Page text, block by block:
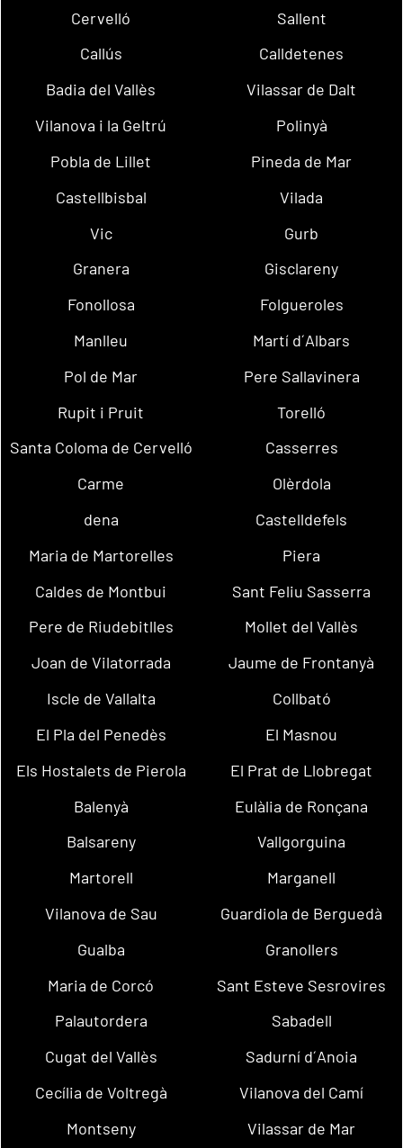
Cervelló
Sallent
Callús
Calldetenes
Badia del Vallès
Vilassar de Dalt
Vilanova i la Geltrú
Polinyà
Pobla de Lillet
Pineda de Mar
Castellbisbal
Vilada
Vic
Gurb
Granera
Gisclareny
Fonollosa
Folgueroles
Manlleu
Martí d´Albars
Pol de Mar
Pere Sallavinera
Rupit i Pruit
Torelló
Santa Coloma de Cervelló
Casserres
Carme
Olèrdola
dena
Castelldefels
Maria de Martorelles
Piera
Caldes de Montbui
Sant Feliu Sasserra
Pere de Riudebitlles
Mollet del Vallès
Joan de Vilatorrada
Jaume de Frontanyà
Iscle de Vallalta
Collbató
El Pla del Penedès
El Masnou
Els Hostalets de Pierola
El Prat de Llobregat
Balenyà
Eulàlia de Ronçana
Balsareny
Vallgorguina
Martorell
Marganell
Vilanova de Sau
Guardiola de Berguedà
Gualba
Granollers
Maria de Corcó
Sant Esteve Sesrovires
Palautordera
Sabadell
Cugat del Vallès
Sadurní d´Anoia
Cecília de Voltregà
Vilanova del Camí
Montseny
Vilassar de Mar